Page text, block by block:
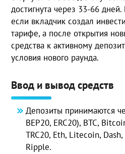
достигнута через 33-66
если вкладчик создал
тарифе, а после открытия
средства к активному
условия нового раунда.
Ввод и вывод средств
Депозиты принимаются
BEP20, ERC20), BТС,
TRC20, Eth, Litecoin, Dash,
Ripple.